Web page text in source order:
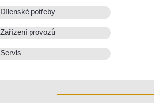
Dílenské potřeby
Zařízení provozů
Servis